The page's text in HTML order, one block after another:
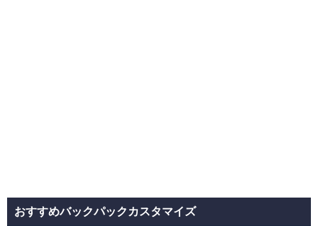
おすすめバックパックカスタマイズ